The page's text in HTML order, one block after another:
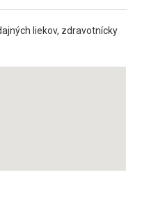
liekov, zdravotnícky